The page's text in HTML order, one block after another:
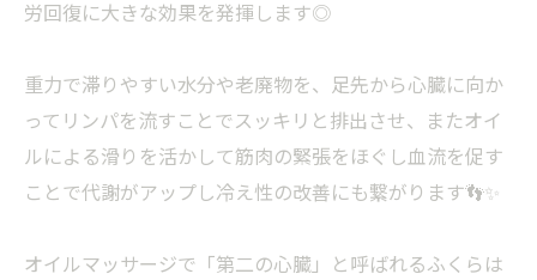
労回復に大きな効果を発揮します◎
重力で滞りやすい水分や老廃物を、足先から心臓に向か
ってリンパを流すことでスッキリと排出させ、またオイ
ルによる滑りを活かして筋肉の緊張をほぐし血流を促す
ことで代謝がアップし冷え性の改善にも繋がります👣✨
オイルマッサージで「第二の心臓」と呼ばれるふくらは